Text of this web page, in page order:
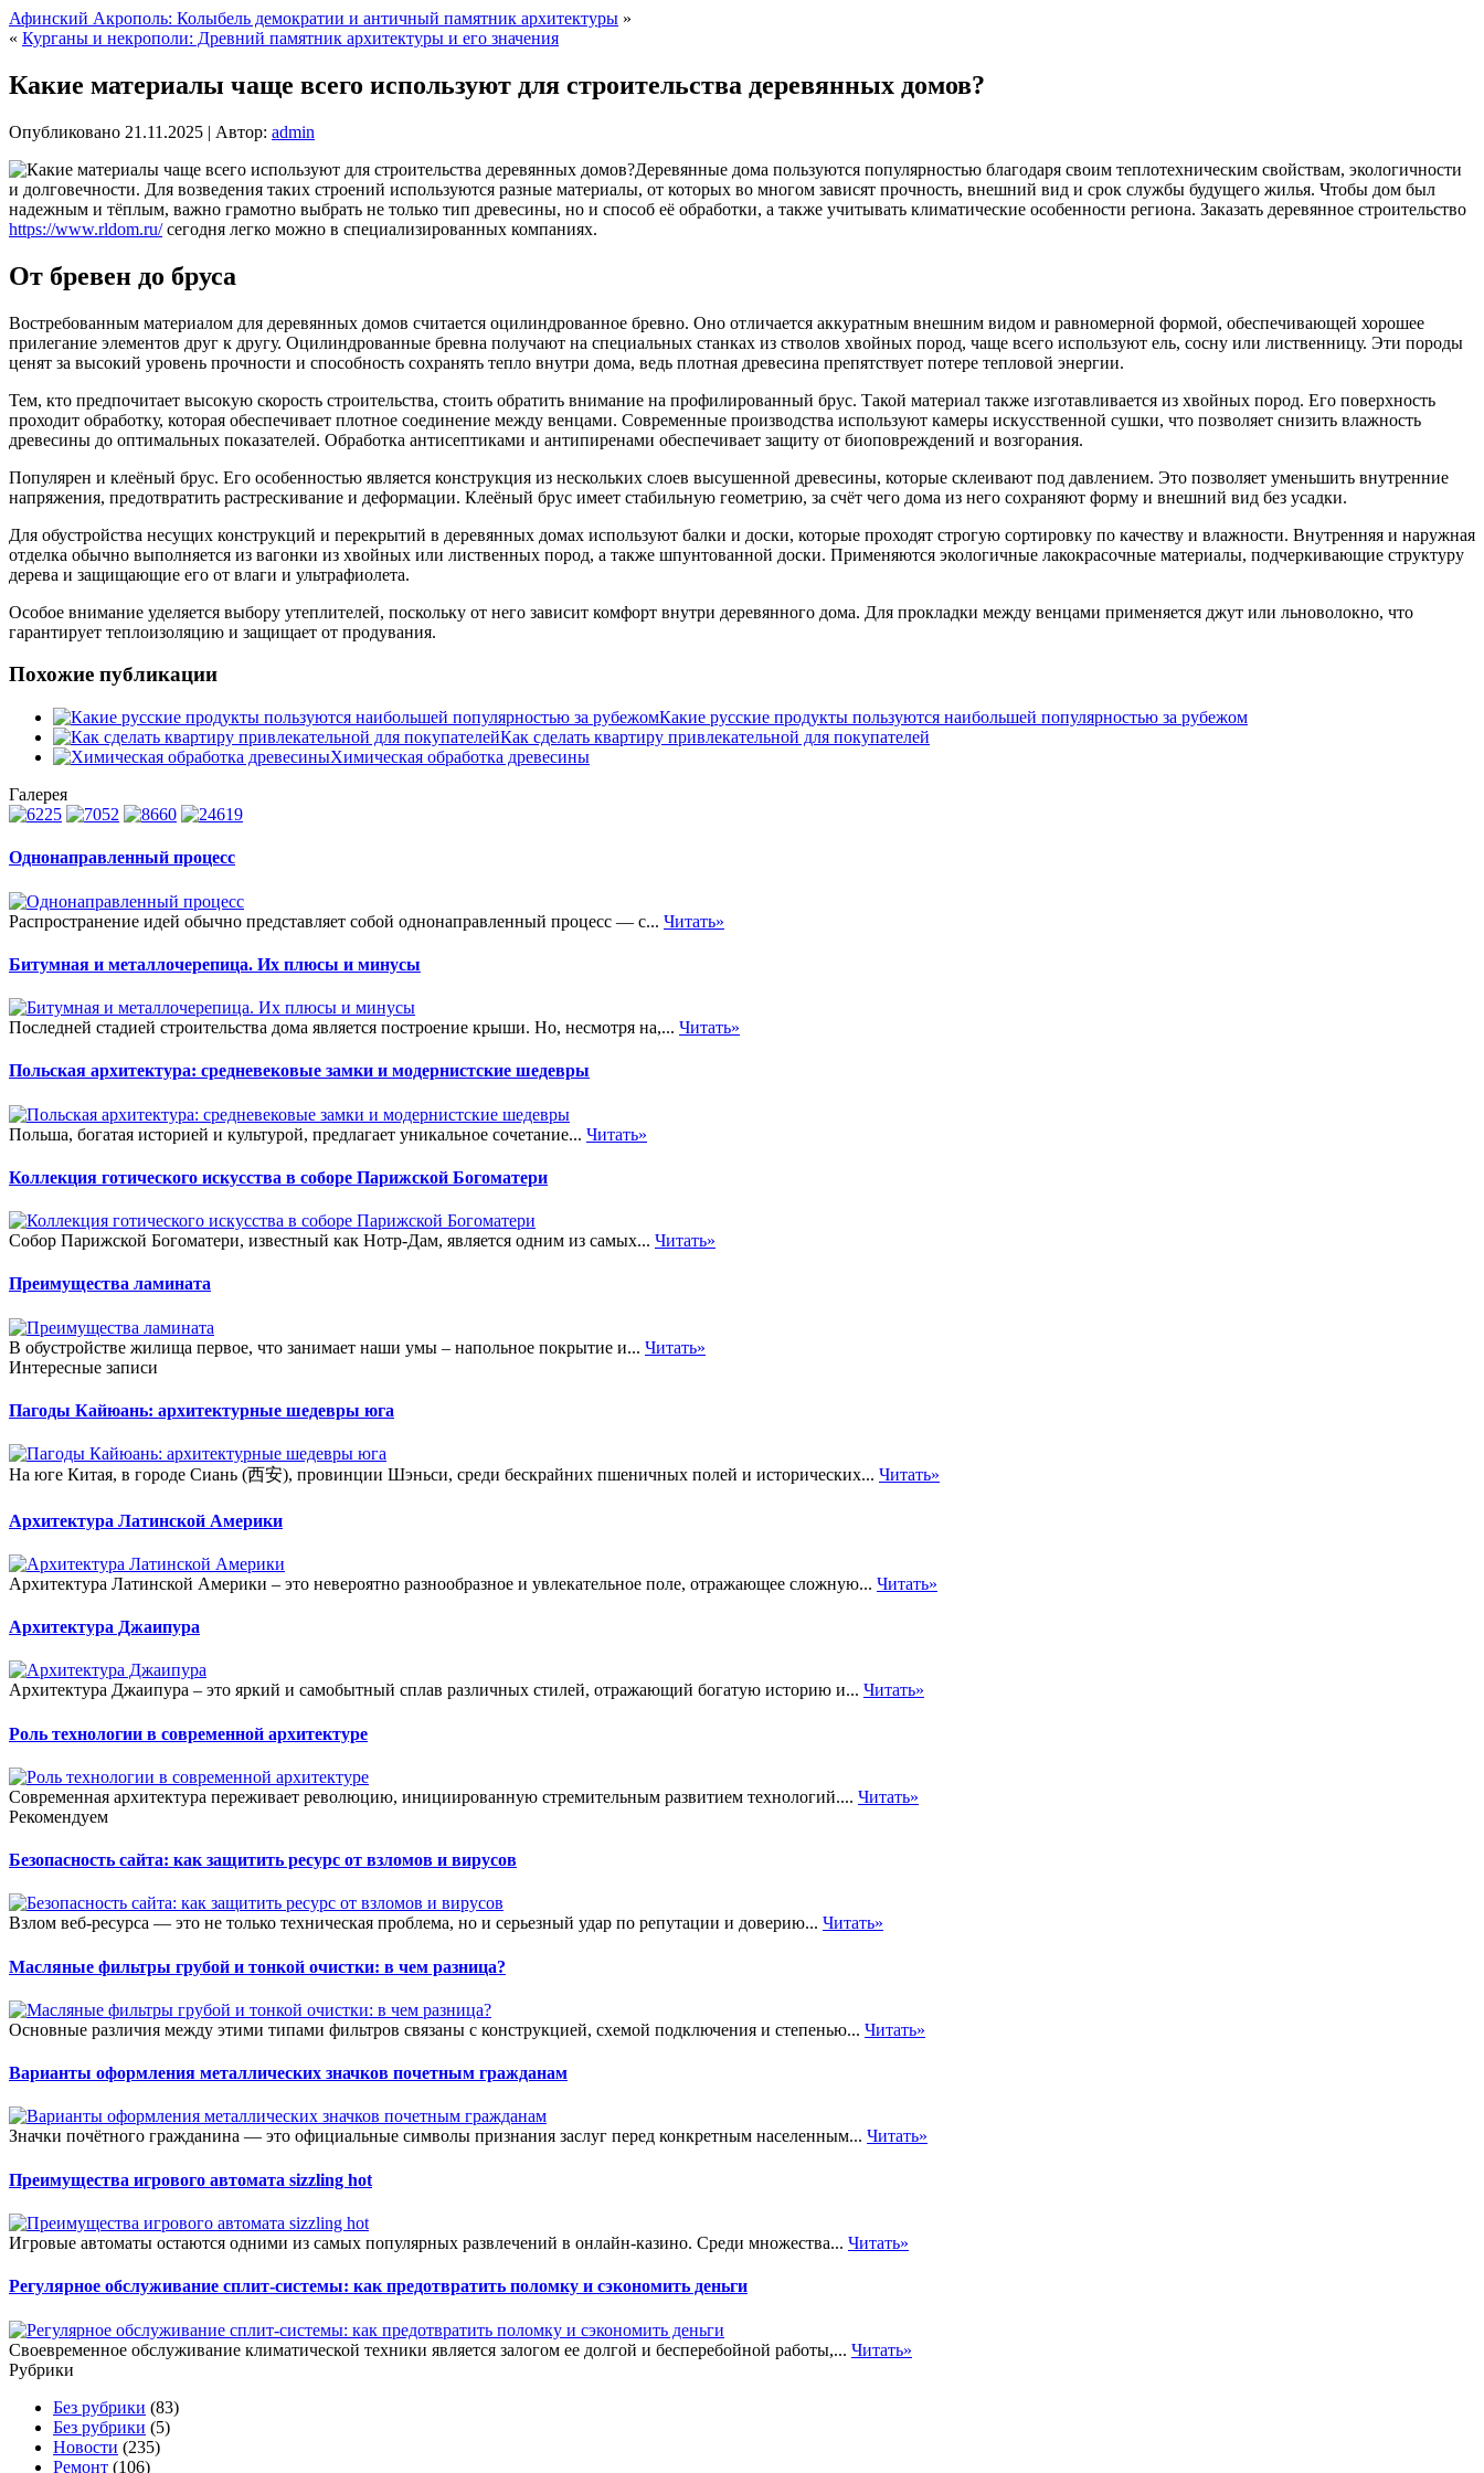
Афинский Акрополь: Колыбель демократии и античный памятник архитектуры »
« Курганы и некрополи: Древний памятник архитектуры и его значения
Какие материалы чаще всего используют для строительства деревянных домов?
Опубликовано 21.11.2025 | Автор: admin
Деревянные дома пользуются популярностью благодаря своим теплотехническим свойствам, экологичности
и долговечности. Для возведения таких строений используются разные материалы, от которых во многом зависят прочность, внешний вид и срок службы будущего жилья. Чтобы дом был
надежным и тёплым, важно грамотно выбрать не только тип древесины, но и способ её обработки, а также учитывать климатические особенности региона. Заказать деревянное строительство
https://www.rldom.ru/сегодня легко можно в специализированных компаниях.
От бревен до бруса
Востребованным материалом для деревянных домов считается оцилиндрованное бревно. Оно отличается аккуратным внешним видом и равномерной формой, обеспечивающей хорошее
прилегание элементов друг к другу. Оцилиндрованные бревна получают на специальных станках из стволов хвойных пород, чаще всего используют ель, сосну или лиственницу. Эти породы
ценят за высокий уровень прочности и способность сохранять тепло внутри дома, ведь плотная древесина препятствует потере тепловой энергии.
Тем, кто предпочитает высокую скорость строительства, стоить обратить внимание на профилированный брус. Такой материал также изготавливается из хвойных пород. Его поверхность
проходит обработку, которая обеспечивает плотное соединение между венцами. Современные производства используют камеры искусственной сушки, что позволяет снизить влажность
древесины до оптимальных показателей. Обработка антисептиками и антипиренами обеспечивает защиту от биоповреждений и возгорания.
Популярен и клеёный брус. Его особенностью является конструкция из нескольких слоев высушенной древесины, которые склеивают под давлением. Это позволяет уменьшить внутренние
напряжения, предотвратить растрескивание и деформации. Клеёный брус имеет стабильную геометрию, за счёт чего дома из него сохраняют форму и внешний вид без усадки.
Для обустройства несущих конструкций и перекрытий в деревянных домах используют балки и доски, которые проходят строгую сортировку по качеству и влажности. Внутренняя и наружная
отделка обычно выполняется из вагонки из хвойных или лиственных пород, а также шпунтованной доски. Применяются экологичные лакокрасочные материалы, подчеркивающие структуру
дерева и защищающие его от влаги и ультрафиолета.
Особое внимание уделяется выбору утеплителей, поскольку от него зависит комфорт внутри деревянного дома. Для прокладки между венцами применяется джут или льноволокно, что
гарантирует теплоизоляцию и защищает от продувания.
Похожие публикации
Какие русские продукты пользуются наибольшей популярностью за рубежом
Как сделать квартиру привлекательной для покупателей
Химическая обработка древесины
Галерея
Однонаправленный процесс
Распространение идей обычно представляет собой однонаправленный процесс — с... Читать»
Битумная и металлочерепица. Их плюсы и минусы
Последней стадией строительства дома является построение крыши. Но, несмотря на,... Читать»
Польская архитектура: средневековые замки и модернистские шедевры
Польша, богатая историей и культурой, предлагает уникальное сочетание... Читать»
Коллекция готического искусства в соборе Парижской Богоматери
Собор Парижской Богоматери, известный как Нотр-Дам, является одним из самых... Читать»
Преимущества ламината
В обустройстве жилища первое, что занимает наши умы – напольное покрытие и... Читать»
Интересные записи
Пагоды Кайюань: архитектурные шедевры юга
На юге Китая, в городе Сиань (西安), провинции Шэньси, среди бескрайних пшеничных полей и исторических... Читать»
Архитектура Латинской Америки
Архитектура Латинской Америки – это невероятно разнообразное и увлекательное поле, отражающее сложную... Читать»
Архитектура Джаипура
Архитектура Джаипура – это яркий и самобытный сплав различных стилей, отражающий богатую историю и... Читать»
Роль технологии в современной архитектуре
Современная архитектура переживает революцию, инициированную стремительным развитием технологий.... Читать»
Рекомендуем
Безопасность сайта: как защитить ресурс от взломов и вирусов
Взлом веб-ресурса — это не только техническая проблема, но и серьезный удар по репутации и доверию... Читать»
Масляные фильтры грубой и тонкой очистки: в чем разница?
Основные различия между этими типами фильтров связаны с конструкцией, схемой подключения и степенью... Читать»
Варианты оформления металлических значков почетным гражданам
Значки почётного гражданина — это официальные символы признания заслуг перед конкретным населенным... Читать»
Преимущества игрового автомата sizzling hot
Игровые автоматы остаются одними из самых популярных развлечений в онлайн-казино. Среди множества... Читать»
Регулярное обслуживание сплит-системы: как предотвратить поломку и сэкономить деньги
Своевременное обслуживание климатической техники является залогом ее долгой и бесперебойной работы,... Читать»
Рубрики
Без рубрики (83)
Без рубрики (5)
Новости (235)
Ремонт (106)